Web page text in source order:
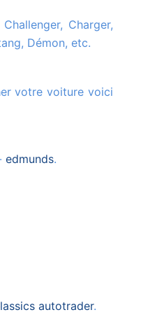
Démon, etc.
edmunds.
autotrader.